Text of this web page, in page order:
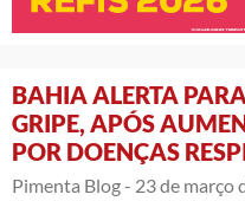
BAHIA ALERTA
GRIPE, APÓS
POR DOENÇAS
Pimenta Blog - 23 de março